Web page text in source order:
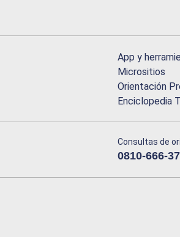
App y
Micrositios
Orientación
Enciclopedia
Consultas de
0810-666-